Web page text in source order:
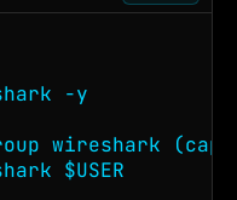
-y
wireshark
$USER